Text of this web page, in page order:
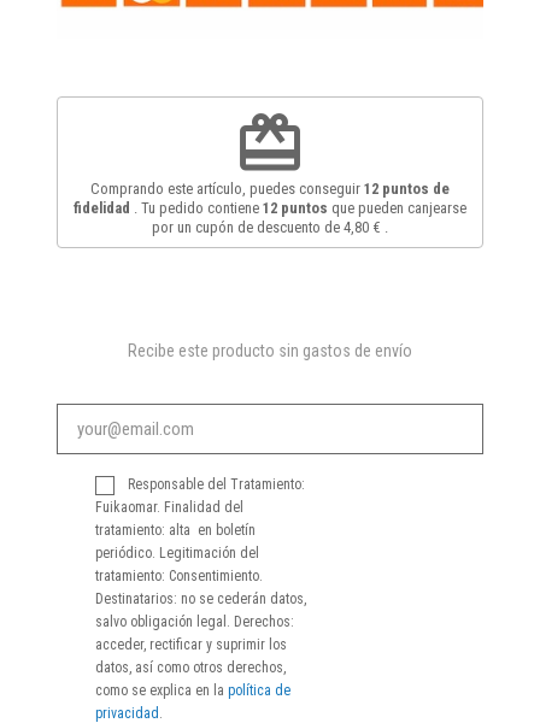
redeem
Comprando este artículo, puedes conseguir 12 puntos de
fidelidad
. Tu pedido contiene 12 puntos que pueden canjearse
por un cupón de descuento de 4,80 €
Recibe este producto sin gastos de envío
Responsable del Tratamiento:
Fuikaomar. Finalidad del
tratamiento: alta en boletín
periódico. Legitimación del
tratamiento: Consentimiento.
Destinatarios: no se cederán datos,
salvo obligación legal. Derechos:
acceder, rectificar y suprimir los
datos, así como otros derechos,
como se explica en la política de
privacidad .